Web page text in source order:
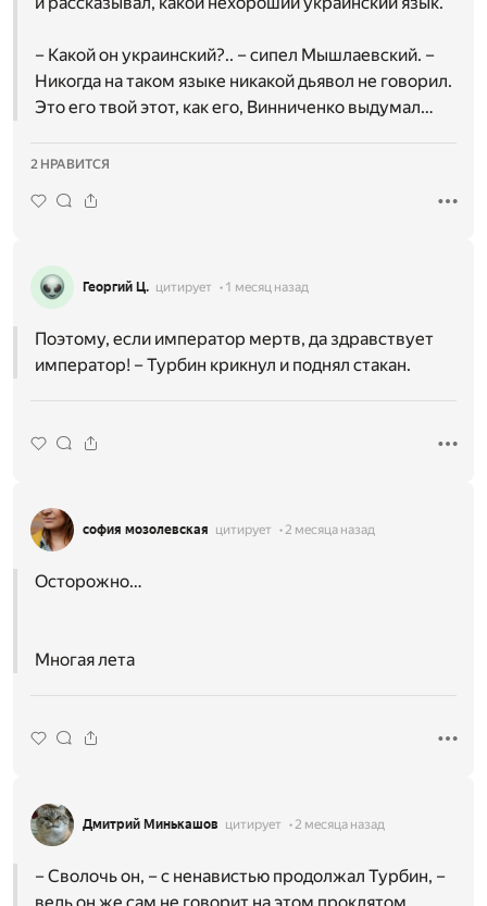
– Какой он украинский?.. – сипел Мышлаевский. –
Никогда на таком языке никакой дьявол не говорил.
Это его твой этот, как его, Винниченко выдумал…
2 НРАВИТСЯ
Георгий Ц. цитирует 1 месяц назад
Поэтому, если император мертв, да здравствует
император! – Турбин крикнул и поднял стакан.
софия мозолевская цитирует 2 месяца назад
Осторожно…
Многая лета
Дмитрий Минькашов цитирует 2 месяца назад
– Сволочь он, – с ненавистью продолжал Турбин, –